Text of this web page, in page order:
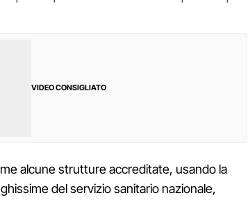
VIDEO CONSIGLIATO
alcune strutture accreditate, usando la
del servizio sanitario nazionale,